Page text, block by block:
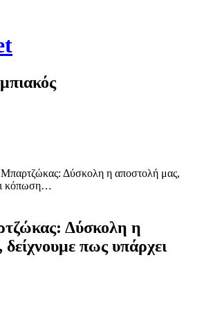
Μπαρτζώκας: Δύσκολη η αποστολή μας,
κόπωση…
Δύσκολη η
πως υπάρχει